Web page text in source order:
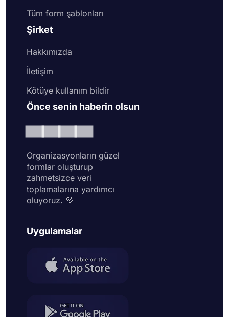
Tüm form şablonları
Şirket
Hakkımızda
İletişim
Kötüye kullanım bildir
Önce senin haberin olsun
Organizasyonların güzel
formlar oluşturup
zahmetsizce veri
toplamalarına yardımcı
oluyoruz. 💜
Uygulamalar